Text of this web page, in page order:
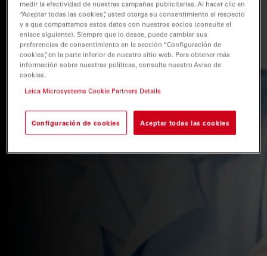
medir la efectividad de nuestras campañas publicitarias. Al hacer clic en
“Aceptar todas las cookies”, usted otorga su consentimiento al respecto
y a que compartamos estos datos con nuestros socios (consulte el
enlace siguiente). Siempre que lo desee, puede cambiar sus
preferencias de consentimiento en la sección “Configuración de
cookies”, en la parte inferior de nuestro sitio web. Para obtener más
información sobre nuestras políticas, consulte nuestro Aviso de
cookies.
Leica Microsystems Cookie Partners Details
Configuración de cookies Aceptar todas las cookies